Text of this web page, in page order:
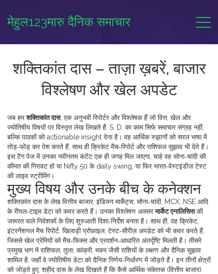
मेहुल123मारु दैनिक समाचार
शक्तिकांत दास – ताज़ा ख़बरें, बाजार
विश्लेषण और खेल अपडेट
जब हमशक्तिकांत दास, एक अनुभवी रिपोर्टर और विश्लेषक हैं जो वित्त, खेल और
ज्योतिषीय विषयों पर विस्तृत लेख लिखते हैं. S. D. का काम सिर्फ समाचार संग्रह नहीं,
बल्कि पाठकों को actionable insight देना है। वह आर्थिक रुझानों को सरल भाषा में
तोड़‑फोड़ कर पेश करते हैं, साथ ही क्रिकेट मैच‑रिपोर्ट और राशिफल सुझाव भी देते हैं।
इस टैग पेज में उनका नवीनतम कंटेंट एक ही जगह मिल जाएगा, चाहे वह सोना‑चांदी की
कीमत की गिरावट हो या Nifty 50 के daily swing, या फिर भारत‑वेस्टइंडीज़ टेस्ट
की लाइव स्ट्रीमिंग।
मुख्य विषय और उनके बीच के कनेक्शन
शक्तिकांत दास के लेख वित्तीय बाजार, इंडियन मार्केट्स, सोना‑चांदी, MCX, NSE आदि
के रीयल‑टाइम डेटाको कवर करते हैं। उनका विश्लेषण अक्सरमार्केट एनालिसिसकी
जरूरत वाले निवेशकों के लिए शुरुआती दिशा‑निर्देश बनता है। साथ ही, वह क्रिकेट
इंटरनैशनल मैच रिपोर्ट, खिलाड़ी प्रोफ़ाइल, टेस्ट‑सीरीज़ अपडेट को भी कवर करते हैं,
जिससे खेल प्रेमियों को मैच‑फिक्स और प्रदर्शन‑आधारित अंतर्दृष्टि मिलती है। तीसरे
प्रमुख भाग मेंराशिफल, तुला, कांक्री, मकर जैसी राशियों के लक्षण और दैनिक सुझाव
शामिल है, जहाँ वे ज्योतिषीय डेटा को दैनिक निर्णय‑निर्धारण में जोड़ते हैं। इन तीनों क्षेत्रों
को जोड़ते हुए, शहीद दास के लेख दिखाते हैं कि कैसे आर्थिक संकेतक (वित्तीय बाजार)